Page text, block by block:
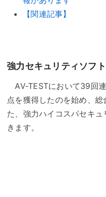
【関連記事】
強力セキュリティソフ
AV-TESTにおいて39回
点を獲得したのを始め、
た、強力ハイコスパセキ
きます。